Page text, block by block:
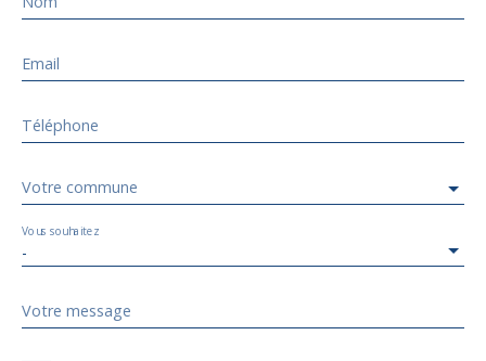
Email
Téléphone
Votre commune
-
Vous souhaitez
Votre message